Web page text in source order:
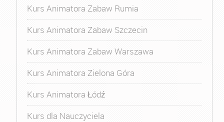
Kurs Animatora Zabaw Rumia
Kurs Animatora Zabaw Szczecin
Kurs Animatora Zabaw Warszawa
Kurs Animatora Zielona Góra
Kurs Animatora Łódź
Kurs dla Nauczyciela